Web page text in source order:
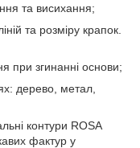
та висихання;
та розміру крапок.
при згинанні основи;
дерево, метал,
контури ROSA
фактур у